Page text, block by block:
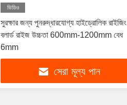
ভিডিও
সুরক্ষার জন্য পুনরুদ্ধারযোগ্য হাইড্রোলিক রাইজিং
বলার্ড রাইজ উচ্চতা 600mm-1200mm বেধ
6mm
সেরা মূল্য পান